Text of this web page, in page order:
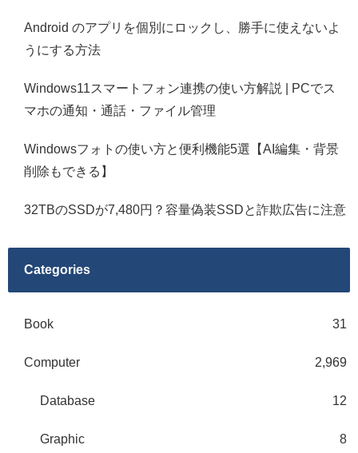
Android のアプリを個別にロックし、勝手に使えないよ
うにする方法
Windows11スマートフォン連携の使い方解説 | PCでス
マホの通知・通話・ファイル管理
Windowsフォトの使い方と便利機能5選【AI編集・背景
削除もできる】
32TBのSSDが7,480円？容量偽装SSDと詐欺広告に注意
Categories
Book 31
Computer 2,969
Database 12
Graphic 8